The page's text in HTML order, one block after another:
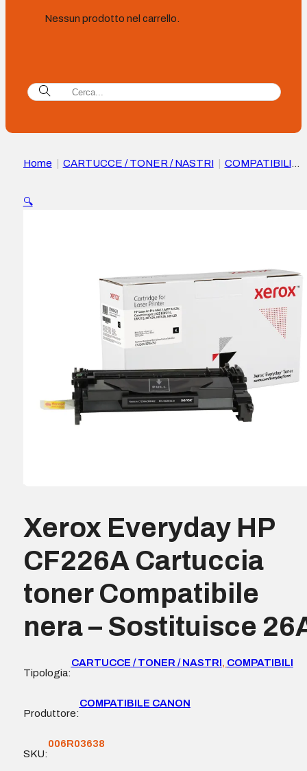
Nessun prodotto nel carrello.
Home CARTUCCE / TONER / NASTRI
COMPATIBILI
nera – Sostituisce 26A
🔍
Xerox Everyday HP
CF226A Cartuccia
toner Compatibile
nera – Sostituisce
Tipologia:
CARTUCCE / TONER / NASTRI, COMPATIBILI
Produttore:
COMPATIBILE CANON
SKU:
006R03638